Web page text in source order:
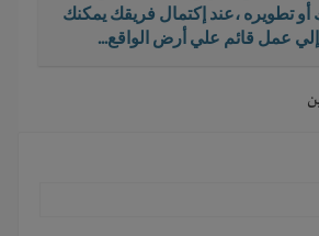
تطويره ،عند إكتمال فريقك يمكنك
عمل قائم علي أرض الواقع...